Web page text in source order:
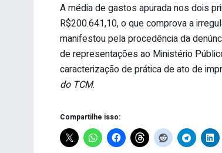
A média de gastos apurada nos dois
R$200.641,10, o que comprova a
manifestou pela procedência da
de representações ao Ministério
caracterização de prática de ato de
do TCM.
Compartilhe isso: